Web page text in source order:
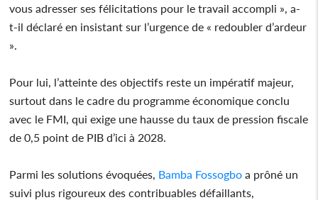
vous adresser ses félicitations pour le travail accompli », a-
t-il déclaré en insistant sur l’urgence de « redoubler d’ardeur
».
Pour lui, l’atteinte des objectifs reste un impératif majeur,
surtout dans le cadre du programme économique conclu
avec le FMI, qui exige une hausse du taux de pression fiscale
de 0,5 point de PIB d’ici à 2028.
Parmi les solutions évoquées, Bamba Fossogbo a prôné un
suivi plus rigoureux des contribuables défaillants,